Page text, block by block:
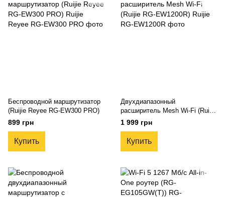
Беспроводной маршрутизатор
(Ruijie Reyee RG-EW300 PRO)
899 грн
Купить
Двухдиапазонный
расширитель Mesh Wi-Fi (Ruijie
RG-EW1200R)
1 999 грн
Купить